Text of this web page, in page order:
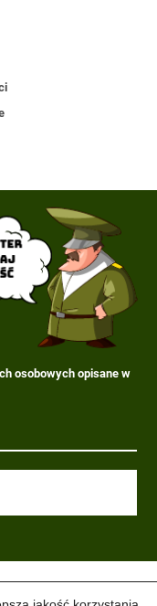
osobowych opisane w